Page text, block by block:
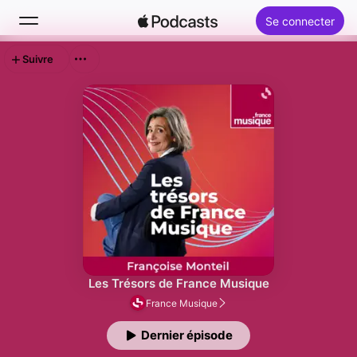
Se connecter
Nouveautés
Classements
Les Trésors de France Musique
France Musique
Dernier épisode
Suivre